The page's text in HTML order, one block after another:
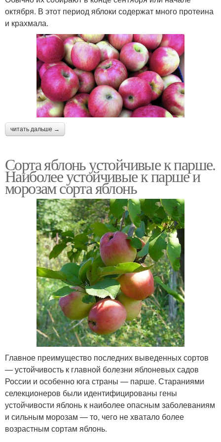
октября. В этот период яблоки содержат много протеина
и крахмала.
читать дальше →
Сорта яблонь устойчивые к парше.
Наиболее устойчивые к парше и
морозам сорта яблонь
Главное преимущество последних выведенных сортов
— устойчивость к главной болезни яблоневых садов
России и особенно юга страны — парше. Стараниями
селекционеров были идентифицированы гены
устойчивости яблонь к наиболее опасным заболеваниям
и сильным морозам — то, чего не хватало более
возрастным сортам яблонь.